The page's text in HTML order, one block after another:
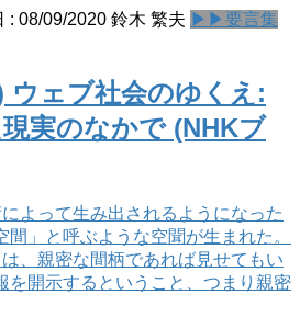
: 08/09/2020 鈴木 繁夫 ▶▶要言集
ウェブ社会のゆくえ:
現実のなかで (NHKブ
よって生み出されるようになった
間」と呼ぶような空聞が生まれた。
、親密な間柄であれば見せてもい
を開示するということ、つまり親密